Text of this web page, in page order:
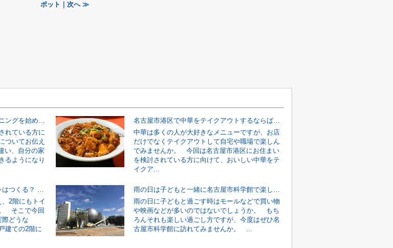
ポット｜次へ ≫
あこがれの新築一戸建てでガーデニングを始めるときのポイントは？
れている方に
ついてお伝え
い、自分の家
るようになり
名古屋市港区で中華をテイクアウトするならばこちらのお店がおすすめ
中華は多くの人が大好きなメニューですが、お店
だけでなくテイクアウトして自宅や職場で楽しん
でみませんか。 今回は名古屋市港区にお住まい
を検討されている方に向けて、おいしい中華をテ
イクア...
一戸建てを建てるとき2階にトイレはつくる？ つくらない？
2階にもトイ
そこで今回
際どうな
建ての2階に
雨の日は子どもと一緒に名古屋市科学館で楽しもう！特別展ご紹介
雨の日に子どもと過ごす時はモールなどで買い物
や映画などが多いのではないでしょうか。 もち
ろんそれも楽しい過ごし方ですが、今度はぜひ名
古屋市科学館に訪れてみませんか。 ...